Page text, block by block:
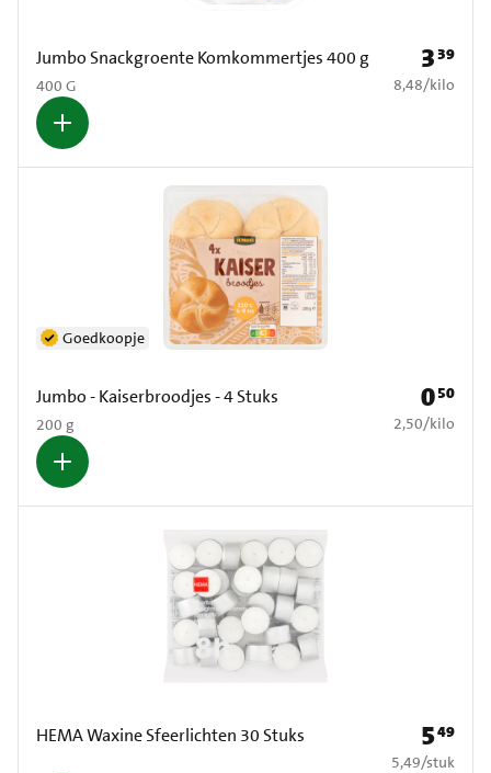
Jumbo Snackgroente Komkommertjes 400 g
400 G
Prijs: €
339
€ 8,48 per kilo
8,48/kilo
Jumbo - Kaiserbroodjes - 4 Stuks
200 g
Goedkoopje
Prijs: €
050
€ 2,50 per kilo
2,50/kilo
HEMA Waxine Sfeerlichten 30 Stuks Prijs: €
549
€ 5,49 per stuk
5,49/stuk